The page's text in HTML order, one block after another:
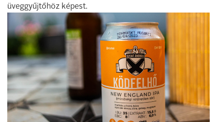
üveggyűjtőhöz képest.